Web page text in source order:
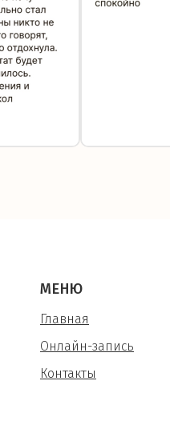
МЕНЮ
Главная
Онлайн-запись
Контакты